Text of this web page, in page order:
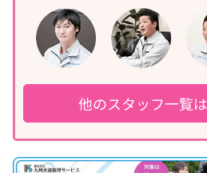
他のスタッフ一覧